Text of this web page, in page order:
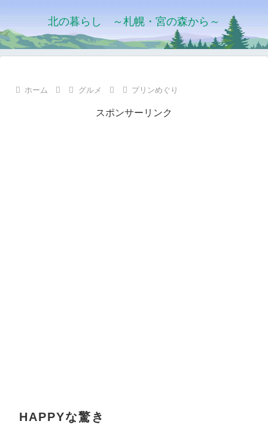
北の暮らし ～札幌・宮の森から～
ホーム グルメ プリンめぐり
スポンサーリンク
HAPPYな驚き